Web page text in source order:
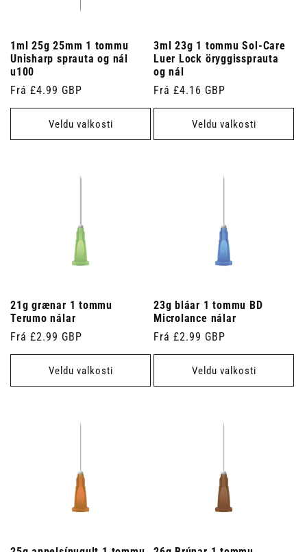
1ml 25g 25mm 1 tommu
Unisharp sprauta og nál
u100
Venjulegt
verð
Frá £4.99 GBP
Veldu valkosti
3ml 23g 1 tommu Sol-Care
Luer Lock öryggissprauta
og nál
Venjulegt
verð
Frá £4.16 GBP
Veldu valkosti
21g grænar 1 tommu
Terumo nálar
Venjulegt
verð
Frá £2.99 GBP
Veldu valkosti
23g bláar 1 tommu BD
Microlance nálar
Venjulegt
verð
Frá £2.99 GBP
Veldu valkosti